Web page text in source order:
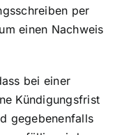
per
einen Nachweis
bei einer
Kündigungsfrist
gegebenenfalls